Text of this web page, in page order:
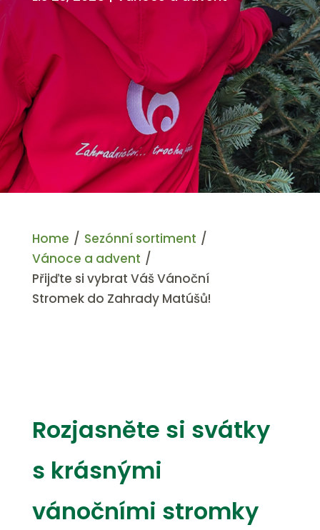
Home / Sezónní sortiment /
Vánoce a advent /
Přijďte si vybrat Váš Vánoční
Stromek do Zahrady Matúšů!
Rozjasněte si svátky
s krásnými
vánočními stromky